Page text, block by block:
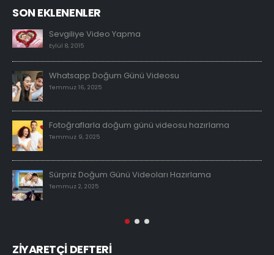
SON EKLENENLER
Sevgiliye Video Yapma
Eylül 8, 2015
Whatsapp Doğum Günü Videosu
Temmuz 16, 2025
Fotoğraflarla doğum günü videosu hazırlama
Temmuz 9, 2025
Sürpriz Doğum Günü Videoları Hazırlama
Temmuz 2, 2025
ZİYARETÇİ DEFTERİ